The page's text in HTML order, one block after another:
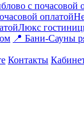
c почасовой
оплатой
Люкс
📍 Бани-Сауны
Контакты